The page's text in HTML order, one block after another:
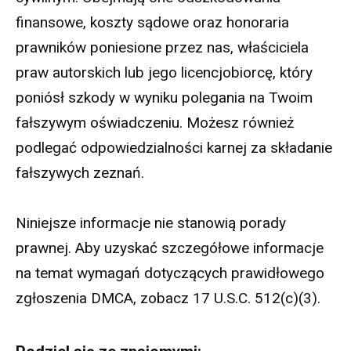
finansowe, koszty sądowe oraz honoraria
prawników poniesione przez nas, właściciela
praw autorskich lub jego licencjobiorcę, który
poniósł szkody w wyniku polegania na Twoim
fałszywym oświadczeniu. Możesz również
podlegać odpowiedzialności karnej za składanie
fałszywych zeznań.
Niniejsze informacje nie stanowią porady
prawnej. Aby uzyskać szczegółowe informacje
na temat wymagań dotyczących prawidłowego
zgłoszenia DMCA, zobacz 17 U.S.C. 512(c)(3).